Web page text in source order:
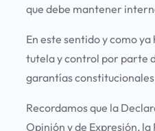
que debe mantener
En este sentido y como
tutela y control por parte
garantías
Recordamos que la
Opinión y de Expresión,